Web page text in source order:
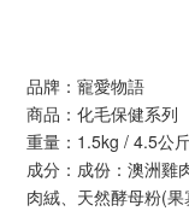
品牌：寵愛物語
商品：化毛保健系列
重量：1.5kg / 4.5公
成分：成份：澳洲雞
肉絨、天然酵母粉(